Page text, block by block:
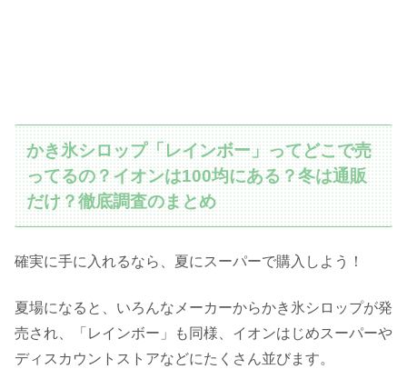
かき氷シロップ「レインボー」ってどこで売
ってるの？イオンは100均にある？冬は通販
だけ？徹底調査のまとめ
確実に手に入れるなら、夏にスーパーで購入しよう！
夏場になると、いろんなメーカーからかき氷シロップが発
売され、「レインボー」も同様、イオンはじめスーパーや
ディスカウントストアなどにたくさん並びます。